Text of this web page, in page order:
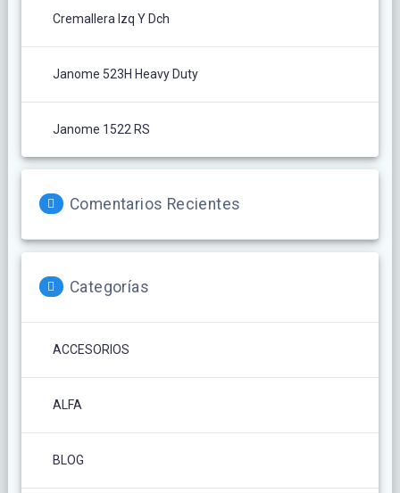
Cremallera Izq Y Dch
Janome 523H Heavy Duty
Janome 1522 RS
Comentarios Recientes
Categorías
ACCESORIOS
ALFA
BLOG